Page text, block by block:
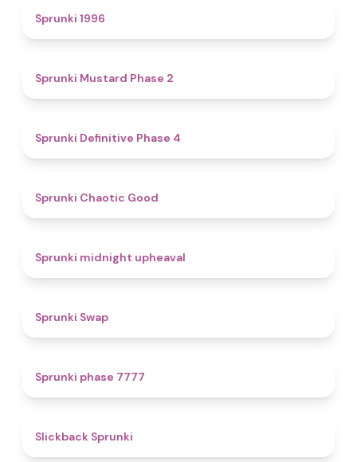
Sprunki 1996
Sprunki Mustard Phase 2
Sprunki Definitive Phase 4
Sprunki Chaotic Good
Sprunki midnight upheaval
Sprunki Swap
Sprunki phase 7777
Slickback Sprunki